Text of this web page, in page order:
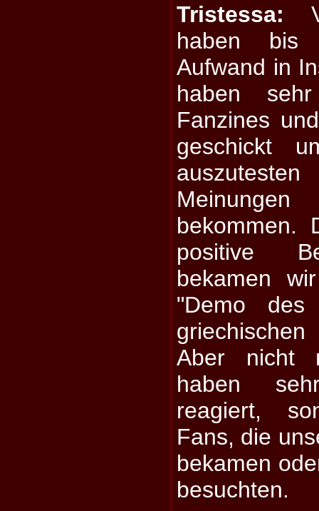
Tristessa:
haben
Aufwand in
haben
Fanzines
geschickt
bekommen.
positive
bekamen
"Demo
Aber nicht
haben
reagiert,
Fans, die
bekamen
besuchten.